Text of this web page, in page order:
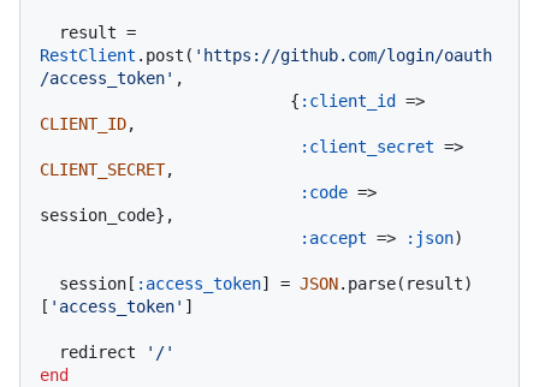
RestClient .post( 'https://github.com/login/oauth
/access_token' ,
                          {
:client_id
CLIENT_ID,
:client_secret
CLIENT_SECRET,
:code =>
session_code},
:accept => :json)
  session[
:access_token] = JSON.parse(result)
[ 'access_token' ]
  redirect
'/'
end